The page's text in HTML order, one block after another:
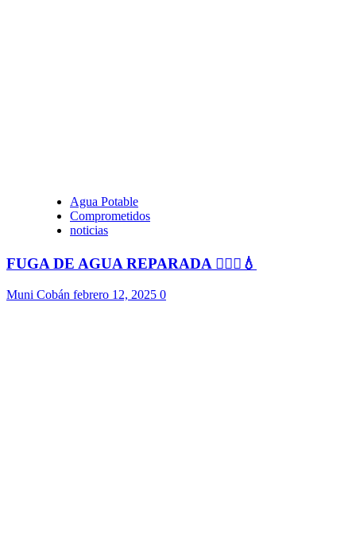
Agua Potable
Comprometidos
noticias
FUGA DE AGUA REPARADA 👷🏻‍♂️💧
Muni Cobán febrero 12, 2025 0